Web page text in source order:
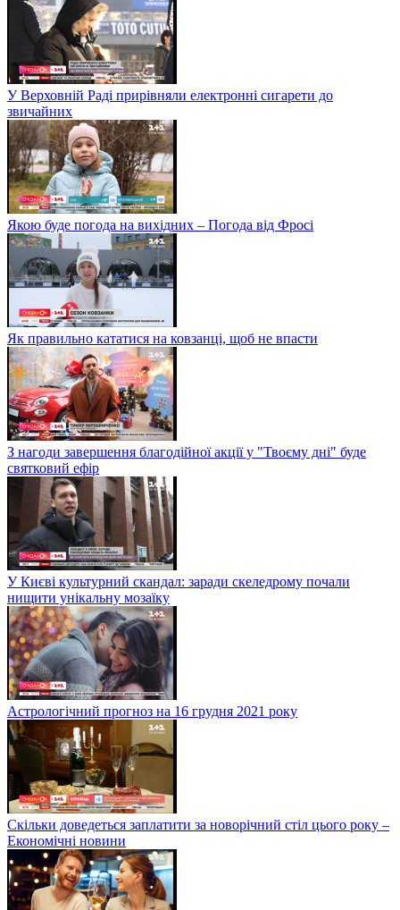
У Верховній Раді прирівняли електронні сигарети до
звичайних
Якою буде погода на вихідних – Погода від Фросі
Як правильно кататися на ковзанці, щоб не впасти
З нагоди завершення благодійної акції у "Твоєму дні" буде
святковий ефір
У Києві культурний скандал: заради скеледрому почали
нищити унікальну мозаїку
Астрологічний прогноз на 16 грудня 2021 року
Скільки доведеться заплатити за новорічний стіл цього року –
Економічні новини